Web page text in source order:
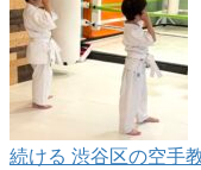
続ける 渋谷区の空手